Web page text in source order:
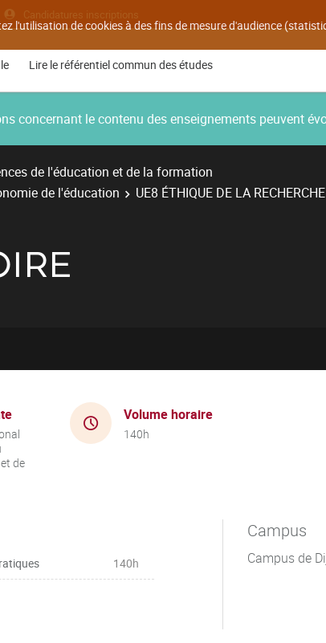
l'utilisation de cookies à des fins de mesure d'audience
Candidatures inscriptions
Lire le référentiel commun des études
concernant le contenu des enseignements peuvent
de l'éducation et de la formation
de l'éducation
UE8 ÉTHIQUE DE LA
de
Volume horaire
140h
140h
Campus
Campus de